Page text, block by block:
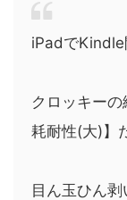
iPadでKindle
クロッキー
耗耐性(大)】
目ん玉ひん